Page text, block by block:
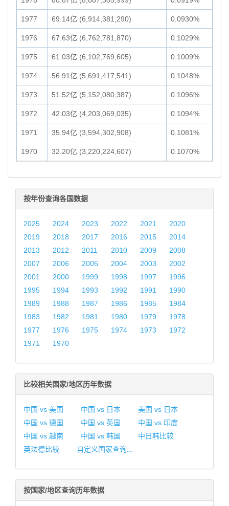
1977 69.14亿 (6,914,381,290) 0.0930%
1976 67.63亿 (6,762,781,870) 0.1029%
1975 61.03亿 (6,102,769,605) 0.1009%
1974 56.91亿 (5,691,417,541) 0.1048%
1973 51.52亿 (5,152,080,387) 0.1096%
1972 42.03亿 (4,203,069,035) 0.1094%
1971 35.94亿 (3,594,302,908) 0.1081%
1970 32.20亿 (3,220,224,607) 0.1070%
按年份查询各国数据
2025 2024 2023 2022 2021
2020
2019
2018 2017 2016 2015
2014
2013
2012 2011 2010 2009
2008
2007
2006 2005 2004 2003
2002
2001
2000 1999 1998 1997
1996
1995
1994 1993 1992 1991
1990
1989
1988 1987 1986 1985
1984
1983
1982 1981 1980 1979
1978
1977
1976 1975 1974 1973
1972
1971
1970
比较相关国家/地区历年数据
中国 vs 美国 中国 vs 日本
美国 vs 日本
中国 vs 德国
中国 vs 英国
中国 vs 印度
中国 vs 越南
中国 vs 韩国
中日韩比较
英法德比较
自定义国家查询...
按国家/地区查询历年数据